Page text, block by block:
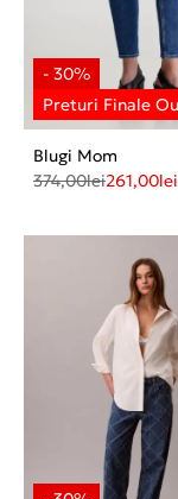
Blugi Mom
374,00lei261,00lei